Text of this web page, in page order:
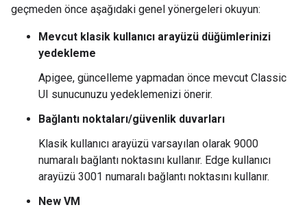
geçmeden önce aşağıdaki genel yönergeleri okuyun:
Mevcut klasik kullanıcı arayüzü düğümlerinizi
yedekleme
Apigee, güncelleme yapmadan önce mevcut Classic
UI sunucunuzu yedeklemenizi önerir.
Bağlantı noktaları/güvenlik duvarları
Klasik kullanıcı arayüzü varsayılan olarak 9000
numaralı bağlantı noktasını kullanır. Edge kullanıcı
arayüzü 3001 numaralı bağlantı noktasını kullanır.
New VM